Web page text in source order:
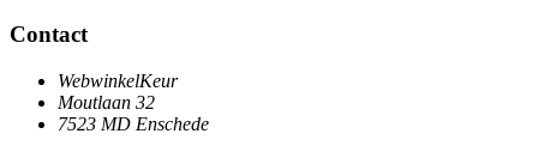
Contact
WebwinkelKeur
Moutlaan 32
7523 MD Enschede